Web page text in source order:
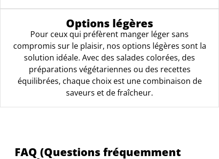
Options légères
Pour ceux qui préfèrent manger léger sans
compromis sur le plaisir, nos options légères sont la
solution idéale. Avec des salades colorées, des
préparations végétariennes ou des recettes
équilibrées, chaque choix est une combinaison de
saveurs et de fraîcheur.
FAQ (Questions fréquemment